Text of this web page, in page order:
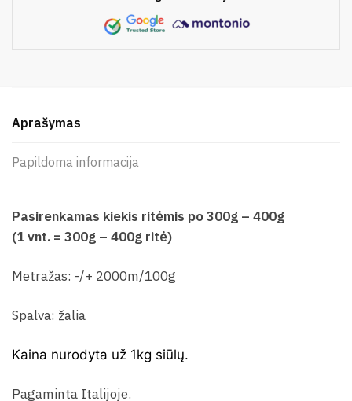
Aprašymas
Papildoma informacija
Pasirenkamas kiekis ritėmis po 300g – 400g
(1 vnt. = 300g – 400g ritė)
Metražas: -/+ 2000m/100g
Spalva: žalia
Kaina nurodyta už 1kg siūlų.
Pagaminta Italijoje.